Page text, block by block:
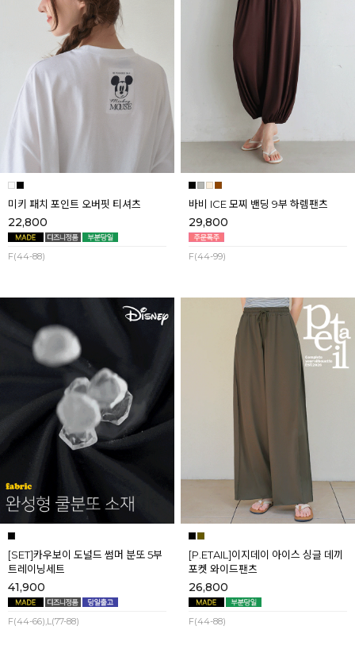
미키 패치 포인트 오버핏 티셔츠
22,800
F(44-88)
바비 ICE 모찌 밴딩 9부 하렘팬츠
29,800
F(44-99)
[SET]카우보이 도널드 썸머 분또 5부
트레이닝세트
41,900
F(44-66),L(77-88)
[P.ETAIL]이지데이 아이스 싱글 데끼
포켓 와이드팬츠
26,800
F(44-88)